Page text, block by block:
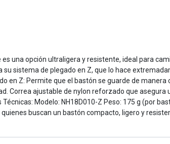
una opción ultraligera y resistente, ideal para
sistema de plegado en Z, que lo hace
en Z: Permite que el bastón se guarde de
Correa ajustable de nylon reforzado que asegura
Modelo: NH18D010-Z Peso: 175 g (por
buscan un bastón compacto, ligero y